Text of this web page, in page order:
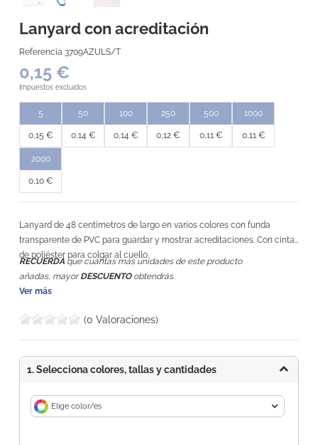
Lanyard con acreditación
Referencia 3709AZULS/T
0,15 €
Impuestos excluidos
5
0,15 €
50
0,14 €
100
0,14 €
250
0,12 €
500
0,11 €
1000
0,11 €
2000
0,10 €
Lanyard de 48 centímetros de largo en varios colores con funda
transparente de PVC para guardar y mostrar acreditaciones. Con cinta
de poliéster para colgar al cuello.
RECUERDA que cuántas más unidades de este producto
añadas, mayorDESCUENTOobtendrás.
Ver más
(0 Valoraciones)
1. Selecciona colores, tallas y cantidades
Elige color/es